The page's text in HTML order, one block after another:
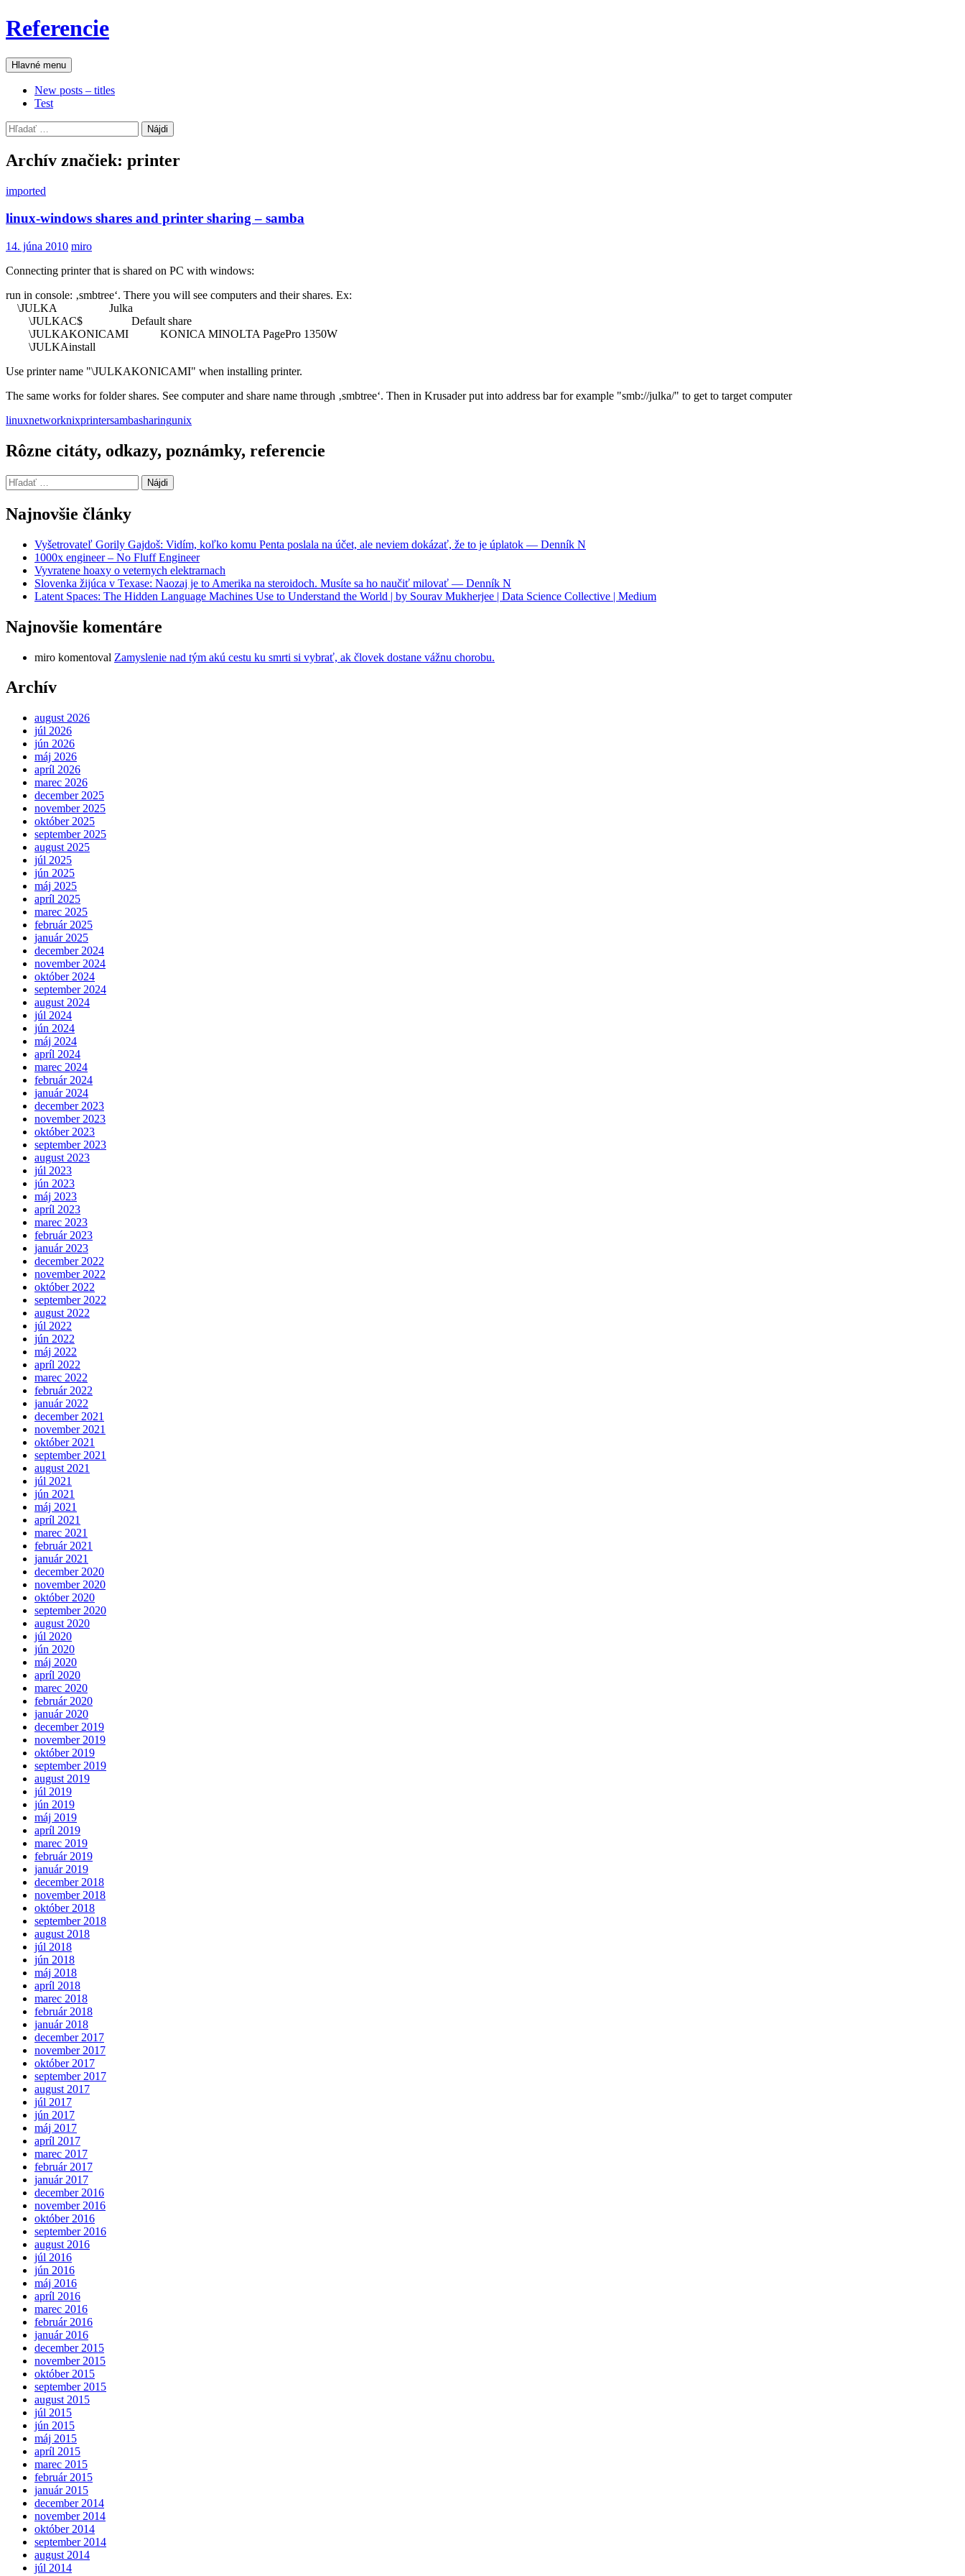
Preskočiť
na
Referencie
Hľadať
Hlavné menu
New posts – titles
Test
Hľadať:
Archív značiek: printer
imported
linux-windows shares and printer sharing – samba
14. júna 2010 miro
Connecting printer that is shared on PC with windows:
run in console: ‚smbtree‘. There you will see computers and their shares. Ex:
\JULKA Julka
\JULKAC$ Default share
\JULKAKONICAMI KONICA MINOLTA PagePro 1350W
\JULKAinstall
Use printer name "\JULKAKONICAMI" when installing printer.
The same works for folder shares. See computer and share name through ‚smbtree‘. Then in Krusader put into address bar for example "smb://julka/" to get to target computer
linuxnetworknixprintersambasharingunix
Rôzne citáty, odkazy, poznámky, referencie
Hľadať:
Najnovšie články
Vyšetrovateľ Gorily Gajdoš: Vidím, koľko komu Penta poslala na účet, ale neviem dokázať, že to je úplatok — Denník N
1000x engineer – No Fluff Engineer
Vyvratene hoaxy o veternych elektrarnach
Slovenka žijúca v Texase: Naozaj je to Amerika na steroidoch. Musíte sa ho naučiť milovať — Denník N
Latent Spaces: The Hidden Language Machines Use to Understand the World | by Sourav Mukherjee | Data Science Collective | Medium
Najnovšie komentáre
miro komentoval Zamyslenie nad tým akú cestu ku smrti si vybrať, ak človek dostane vážnu chorobu.
Archív
august 2026
júl 2026
jún 2026
máj 2026
apríl 2026
marec 2026
december 2025
november 2025
október 2025
september 2025
august 2025
júl 2025
jún 2025
máj 2025
apríl 2025
marec 2025
február 2025
január 2025
december 2024
november 2024
október 2024
september 2024
august 2024
júl 2024
jún 2024
máj 2024
apríl 2024
marec 2024
február 2024
január 2024
december 2023
november 2023
október 2023
september 2023
august 2023
júl 2023
jún 2023
máj 2023
apríl 2023
marec 2023
február 2023
január 2023
december 2022
november 2022
október 2022
september 2022
august 2022
júl 2022
jún 2022
máj 2022
apríl 2022
marec 2022
február 2022
január 2022
december 2021
november 2021
október 2021
september 2021
august 2021
júl 2021
jún 2021
máj 2021
apríl 2021
marec 2021
február 2021
január 2021
december 2020
november 2020
október 2020
september 2020
august 2020
júl 2020
jún 2020
máj 2020
apríl 2020
marec 2020
február 2020
január 2020
december 2019
november 2019
október 2019
september 2019
august 2019
júl 2019
jún 2019
máj 2019
apríl 2019
marec 2019
február 2019
január 2019
december 2018
november 2018
október 2018
september 2018
august 2018
júl 2018
jún 2018
máj 2018
apríl 2018
marec 2018
február 2018
január 2018
december 2017
november 2017
október 2017
september 2017
august 2017
júl 2017
jún 2017
máj 2017
apríl 2017
marec 2017
február 2017
január 2017
december 2016
november 2016
október 2016
september 2016
august 2016
júl 2016
jún 2016
máj 2016
apríl 2016
marec 2016
február 2016
január 2016
december 2015
november 2015
október 2015
september 2015
august 2015
júl 2015
jún 2015
máj 2015
apríl 2015
marec 2015
február 2015
január 2015
december 2014
november 2014
október 2014
september 2014
august 2014
júl 2014